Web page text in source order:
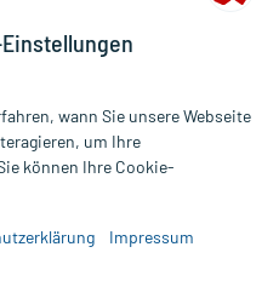
zzgl. Versandkosten
ausschließlich für
durch einen Arzt. Bitte
wann Sie unsere Webseite
um Ihre
können Ihre Cookie-
Impressum